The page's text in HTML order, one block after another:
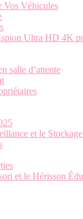
Vos Véhicules
Ultra HD 4K
salle d’attente
et le
et le Hérisson